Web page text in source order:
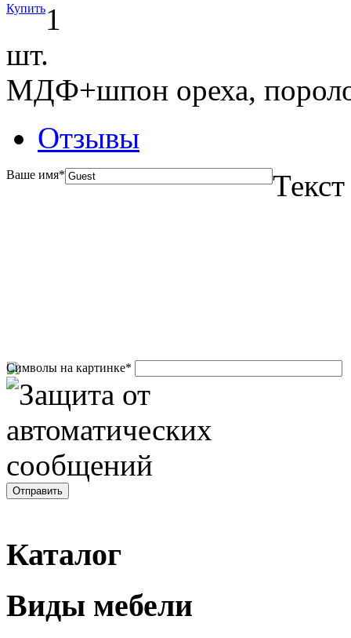
Купить1
шт.
МДФ+шпон ореха,
Отзывы
Ваше имя*
Символы на картинке*
Каталог
Виды мебели